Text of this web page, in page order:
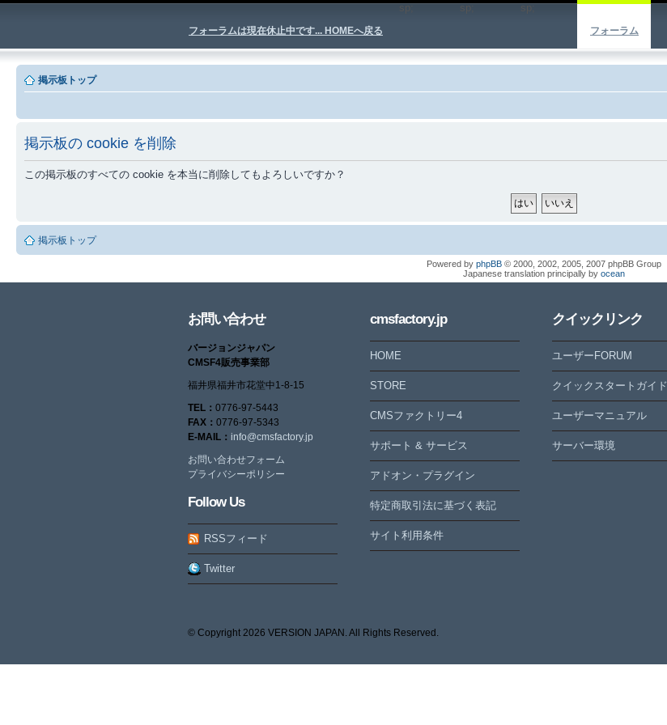
フォーラムは現在休止中です... HOMEへ戻る
sp; sp; sp;
フォーラム
掲示板トップ
掲示板の cookie を削除
この掲示板のすべての cookie を本当に削除してもよろしいですか？
掲示板トップ
Powered by phpBB © 2000, 2002, 2005, 2007 phpBB Group
Japanese translation principally by ocean
お問い合わせ
バージョンジャパン
CMSF4販売事業部
福井県福井市花堂中1-8-15
TEL： 0776-97-5443
FAX： 0776-97-5343
E-MAIL： info@cmsfactory.jp
お問い合わせフォーム
プライバシーポリシー
Follow Us
RSSフィード
Twitter
cmsfactory.jp
HOME
STORE
CMSファクトリー4
サポート & サービス
アドオン・プラグイン
特定商取引法に基づく表記
サイト利用条件
クイックリンク
ユーザーFORUM
クイックスタートガイド
ユーザーマニュアル
サーバー環境
© Copyright 2026 VERSION JAPAN. All Rights Reserved.